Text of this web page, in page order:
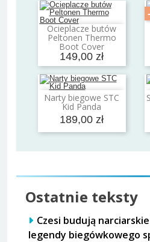
Ocieplacze butów
Peltonen Thermo
Boot Cover
149,00 zł
Dodaj do koszyka
Narty biegowe STC
Kid Panda
189,00 zł
Dodaj do koszyka
Ostatnie teksty
Czesi budują
legendy biegówkowego